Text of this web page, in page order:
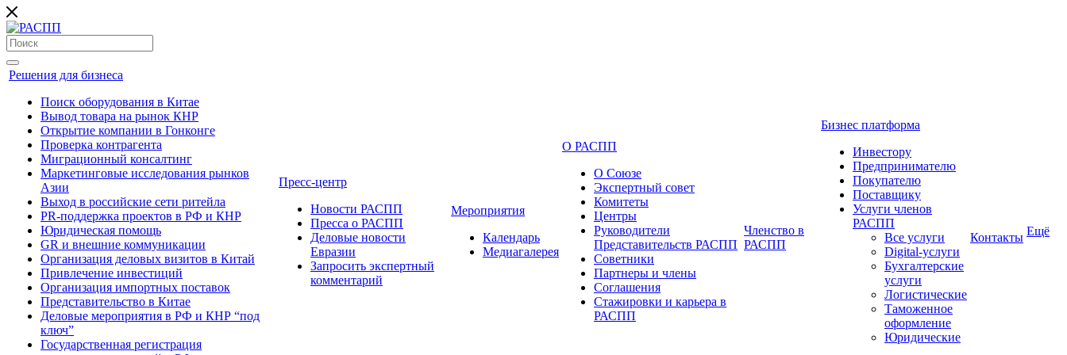
Решения для бизнеса
Поиск оборудования в Китае
Вывод товара на рынок КНР
Открытие компании в Гонконге
Проверка контрагента
Миграционный консалтинг
Маркетинговые исследования рынков
Азии
Выход в российские сети ритейла
PR-поддержка проектов в РФ и КНР
Юридическая помощь
GR и внешние коммуникации
Организация деловых визитов в Китай
Привлечение инвестиций
Организация импортных поставок
Представительство в Китае
Деловые мероприятия в РФ и КНР “под
ключ”
Государственная регистрация
Пресс-центр
Новости РАСПП
Пресса о РАСПП
Деловые новости
Евразии
Запросить экспертный
комментарий
Мероприятия
Календарь
Медиагалерея
О РАСПП
О Союзе
Экспертный совет
Комитеты
Центры
Руководители
Представительств РАСПП
Советники
Партнеры и члены
Соглашения
Стажировки и карьера в
РАСПП
Членство в
РАСПП
Бизнес платформа
Инвестору
Предпринимателю
Покупателю
Поставщику
Услуги членов
РАСПП
Все услуги
Digital-услуги
Бухгалтерские
услуги
Логистические
Таможенное
оформление
Юридические
Контакты Ещё